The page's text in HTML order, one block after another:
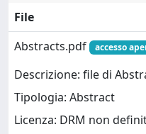
File
Abstracts.pdf
accesso
Descrizione: file di
Tipologia: Abstract
Licenza: DRM non